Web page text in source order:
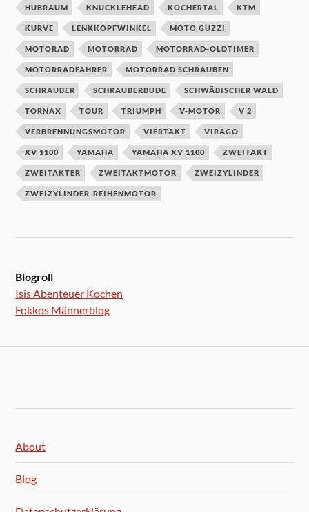
HUBRAUM KNUCKLEHEAD KOCHERTAL KTM
KURVE LENKKOPFWINKEL MOTO GUZZI
MOTORAD MOTORRAD MOTORRAD-OLDTIMER
MOTORRADFAHRER MOTORRAD SCHRAUBEN
SCHRAUBER SCHRAUBERBUDE SCHWÄBISCHER WALD
TORNAX TOUR TRIUMPH V-MOTOR V 2
VERBRENNUNGSMOTOR VIERTAKT VIRAGO
XV 1100 YAMAHA YAMAHA XV 1100 ZWEITAKT
ZWEITAKTER ZWEITAKTMOTOR ZWEIZYLINDER
ZWEIZYLINDER-REIHENMOTOR
Blogroll
Isis Abenteuer Kochen
Fokkos Männerblog
About
Blog